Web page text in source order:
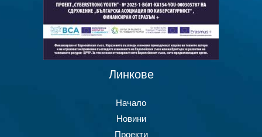
Линкове
Начало
Новини
Проекти